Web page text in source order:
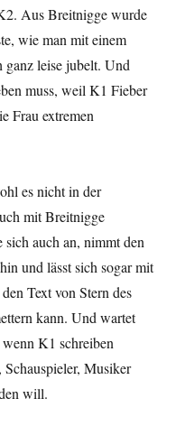
Aus Breitnigge wurde
wie man mit einem
ganz leise jubelt. Und
muss, weil K1 Fieber
Frau extremen
es nicht in der
mit Breitnigge
sich auch an, nimmt den
und lässt sich sogar mit
Text von Stern des
kann. Und wartet
K1 schreiben
Musiker
will.